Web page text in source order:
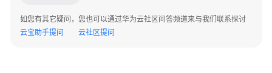
最
佳
如您有其它疑问，您也可以通过华为云社区问答频道来与我们联系探讨
云宝助手提问
云社区提问